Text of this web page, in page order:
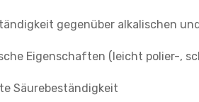
gegenüber alkalischen
Eigenschaften (leicht polier-,
Säurebeständigkeit